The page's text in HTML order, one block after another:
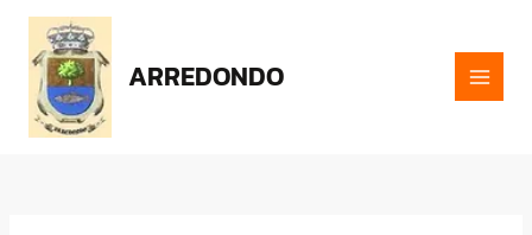
contenido
ARREDONDO